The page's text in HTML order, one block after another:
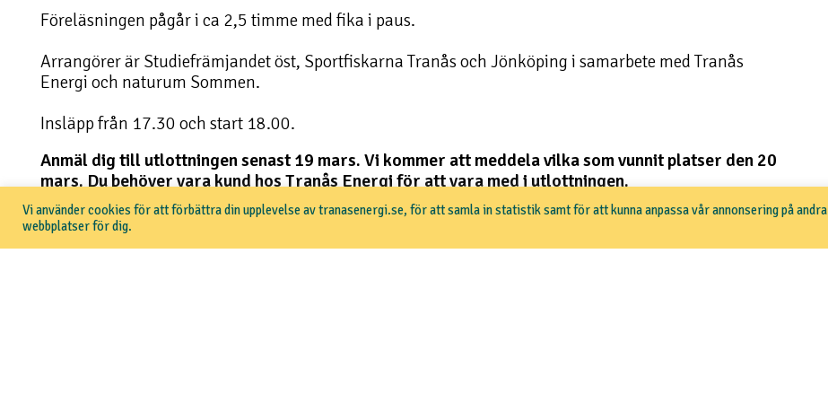
Föreläsningen pågår i ca 2,5 timme med fika i paus.
Arrangörer är Studiefrämjandet öst, Sportfiskarna Tranås och Jönköping i samarbete med Tranås
Energi och naturum Sommen.
Insläpp från 17.30 och start 18.00.
Anmäl dig till utlottningen senast 19 mars. Vi kommer att meddela vilka som vunnit platser den 20
mars.Du behöver vara kund hos Tranås Energi för att vara med i utlottningen.
Anmäl dig till utlottningen via Mina sidor
Vi använder cookies för att förbättra din upplevelse av tranasenergi.se, för att samla in statistik samt för att kunna anpassa vår annonsering på andra
webbplatser för dig.